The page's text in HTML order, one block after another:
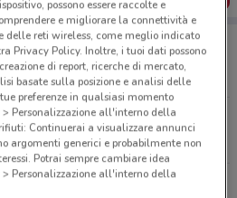
possono essere raccolte e
e migliorare la connettività e
delle reti wireless, come meglio indicato
Privacy Policy. Inoltre, i tuoi dati possono
di report, ricerche di mercato,
basate sulla posizione e analisi delle
preferenze in qualsiasi momento
Personalizzazione all'interno della
Continuerai a visualizzare annunci
argomenti generici e probabilmente non
Potrai sempre cambiare idea
Personalizzazione all'interno della